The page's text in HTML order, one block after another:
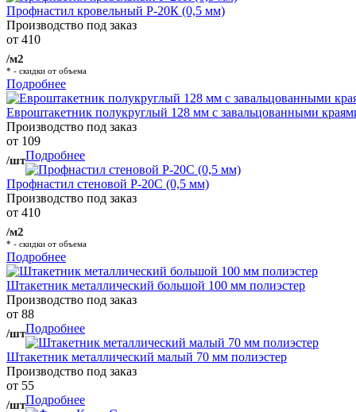
Профнастил кровельный Р-20К (0,5 мм)
Производство под заказ
от 410
/м2
* - скидки от объема
Подробнее
Евроштакетник полукруглый 128 мм с завальцованными
Производство под заказ
от 109
/штПодробнее
Профнастил стеновой Р-20С (0,5 мм)
Производство под заказ
от 410
/м2
* - скидки от объема
Подробнее
Штакетник металлический большой 100 мм полиэстер
Производство под заказ
от 88
/штПодробнее
Штакетник металлический малый 70 мм полиэстер
Производство под заказ
от 55
/штПодробнее